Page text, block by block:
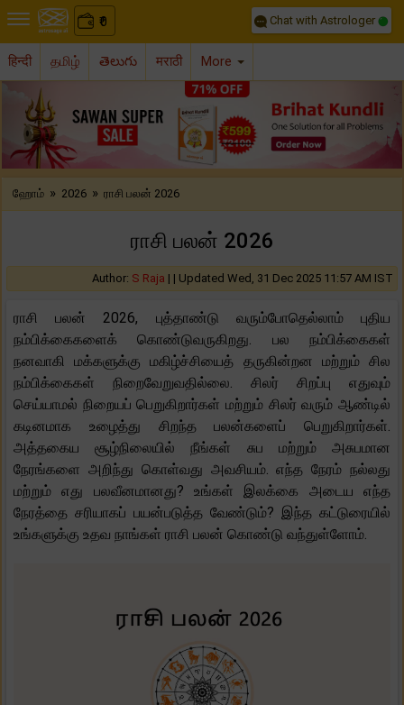
₹
0 Chat with Astrologer
हिन्दी தமிழ் తెలుగు मराठी More
Previous
ஹோம் » 2026 » ராசி பலன் 2026
ராசி பலன் 2026
Author: S Raja | | Updated Wed, 31 Dec 2025 11:57 AM IST
ராசி பலன் 2026, புத்தாண்டு வரும்போதெல்லாம் புதிய
நம்பிக்கைகளைக் கொண்டுவருகிறது. பல நம்பிக்கைகள்
நனவாகி மக்களுக்கு மகிழ்ச்சியைத் தருகின்றன மற்றும் சில
நம்பிக்கைகள் நிறைவேறுவதில்லை. சிலர் சிறப்பு எதுவும்
செய்யாமல் நிறையப் பெறுகிறார்கள் மற்றும் சிலர் வரும் ஆண்டில்
கடினமாக உழைத்து சிறந்த பலன்களைப் பெறுகிறார்கள்.
அத்தகைய சூழ்நிலையில் நீங்கள் சுப மற்றும் அசுபமான
நேரங்களை அறிந்து கொள்வது அவசியம். எந்த நேரம் நல்லது
மற்றும் எது பலவீனமானது? உங்கள் இலக்கை அடைய எந்த
நேரத்தை சரியாகப் பயன்படுத்த வேண்டும்? இந்த கட்டுரையில்
உங்களுக்கு உதவ நாங்கள் ராசி பலன் கொண்டு வந்துள்ளோம்.